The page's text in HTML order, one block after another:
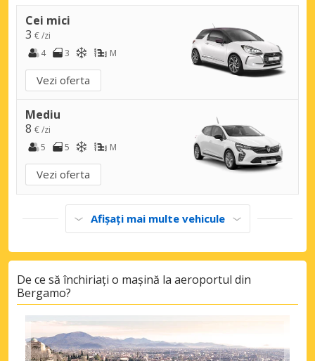
Cei mici
3 € /zi
4
3 M
Vezi oferta
Mediu
8 € /zi
5
5 M
Vezi oferta
Afișați mai multe vehicule
De ce să închiriați o mașină la aeroportul din
Bergamo?